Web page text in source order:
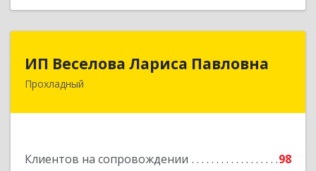
ИП Веселова Лариса Павловна
Прохладный
Клиентов на сопровождении 98